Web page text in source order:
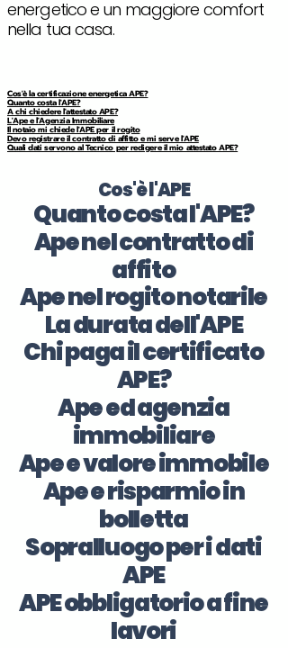
energetico e un maggiore comfort
nella tua casa.
Cos'è la certificazione energetica APE?
Quanto costa l'APE?
A chi chiedere l'attestato APE?
L'Ape e l'Agenzia Immobiliare
Il notaio mi chiede l'APE per il rogito
Devo registrare il contratto di affitto e mi serve l'APE
Quali dati servono al Tecnico per redigere il mio attestato APE?
Cos'è l'APE
Quanto costa l'APE?
Ape nel contratto di
affito
Ape nel rogito notarile
La durata dell'APE
Chi paga il certificato
APE?
Ape ed agenzia
immobiliare
Ape e valore immobile
Ape e risparmio in
bolletta
Sopralluogo per i dati
APE
APE obbligatorio a fine
lavori